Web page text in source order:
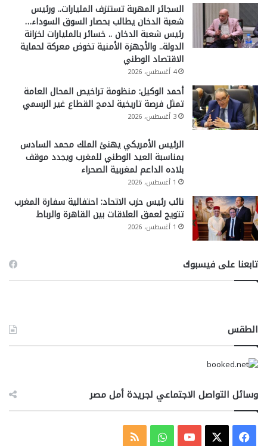
السجائر المهربة تستنزف المليارات.. ورئيس
شعبة الدخان يطالب بحصار السوق السوداء…
رئيس شعبة الدخان .. خسائر بالمليارات لخزانة
الدولة.. والأجهزة الأمنية تخوض معركة لحماية
الاقتصاد الوطني
4 أغسطس، 2026
أحمد الوكيل: منظومة تراخيص المحال العامة
تمثل فرصة تاريخية لدمج القطاع غير الرسمي
3 أغسطس، 2026
الرئيس الأمريكي يهنئ الملك محمد السادس
بمناسبة العيد الوطني للمغرب ويجدد موقف
بلاده الداعم لمغربية الصحراء
1 أغسطس، 2026
نائب رئيس حزب الاتحاد: احتفالية سفارة المغرب
تتويج لعمق العلاقات بين القاهرة والرباط
1 أغسطس، 2026
تابعنا على فيسبوك
الطقس
وسائل التواصل الاجتماعي لجريدة أمل مصر
فيسبوك ‫YouTubeواتسابملخص